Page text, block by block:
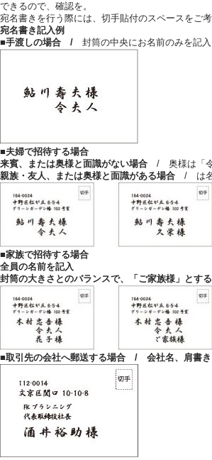
お気軽にお問い合せくだ
お問合せ ・ 資料
ブライダルフェア
ホテル椿山荘
TEL.03-3943-
営業時間
11:00〜18:00（土日祝
定休日
火曜日（祝除く
〒112-8680 東京都文京区関
できるので、確認を。
宛名書きを行う際には、切手貼付のスペースをご考
宛名書き記入例
■手渡しの場合 / 封筒の中央にお名前のみを記入
■夫婦で招待する場合
来賓、または奥様と面識がない場合 / 奥様は「令
親族・友人、または奥様と面識がある場合 / は名
■家族で招待する場合
全員の名前を記入
封筒の大きさとのバランスで、「ご家族様」とす
■取引先の会社へ郵送する場合 / 会社名、肩書き